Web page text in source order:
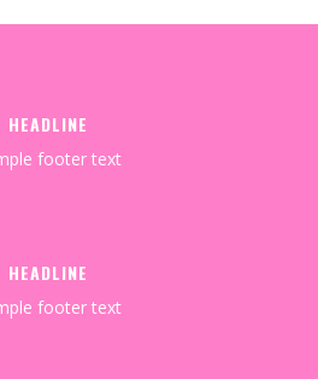
HEADLINE
footer text
HEADLINE
footer text